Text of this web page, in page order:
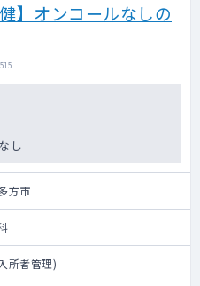
】オンコールなしの
し
方市
所者管理)